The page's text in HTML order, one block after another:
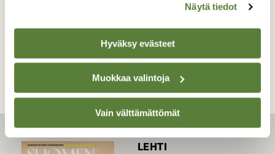
Näytä tiedot
Hyväksy evästeet
Muokkaa valintoja
Vain välttämättömät
TAKAISIN LISTAAN
LEHTI